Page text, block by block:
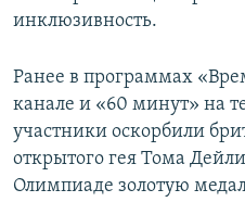
инклюзивность.
Ранее в программах
канале и «60 минут» на
участники оскорбили
открытого гея Тома
Олимпиаде золотую